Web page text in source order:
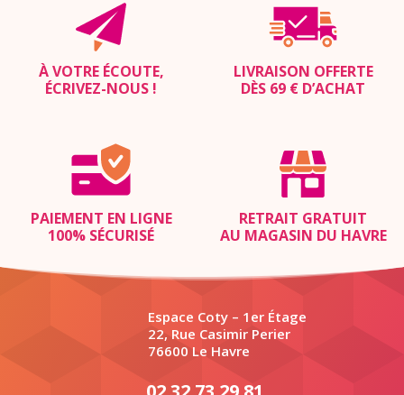
À VOTRE ÉCOUTE,
ÉCRIVEZ-NOUS !
LIVRAISON OFFERTE
DÈS 69 € D’ACHAT
PAIEMENT EN LIGNE
100% SÉCURISÉ
RETRAIT GRATUIT
AU MAGASIN DU HAVRE
Espace Coty – 1er Étage
22, Rue Casimir Perier
76600 Le Havre